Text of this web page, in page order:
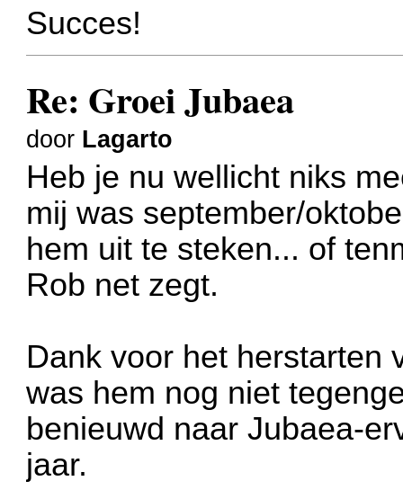
Succes!
Re: Groei Jubaea
door Lagarto
Heb je nu wellicht niks
mij was september/
hem uit te steken... of
Rob net zegt.
Dank voor het herstarten
was hem nog niet
benieuwd naar Jubaea-
jaar.